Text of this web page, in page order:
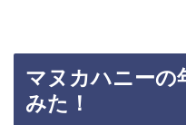
マヌカハニーの
みた！